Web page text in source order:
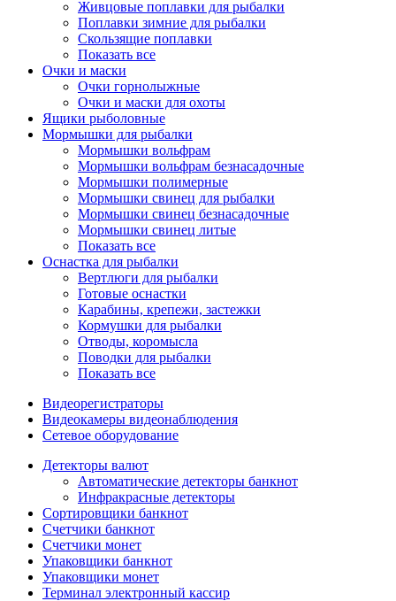
Живцовые поплавки для рыбалки
Поплавки зимние для рыбалки
Скользящие поплавки
Показать все
Очки и маски
Очки горнолыжные
Очки и маски для охоты
Ящики рыболовные
Мормышки для рыбалки
Мормышки вольфрам
Мормышки вольфрам безнасадочные
Мормышки полимерные
Мормышки свинец для рыбалки
Мормышки свинец безнасадочные
Мормышки свинец литые
Показать все
Оснастка для рыбалки
Вертлюги для рыбалки
Готовые оснастки
Карабины, крепежи, застежки
Кормушки для рыбалки
Отводы, коромысла
Поводки для рыбалки
Показать все
Видеорегистраторы
Видеокамеры видеонаблюдения
Сетевое оборудование
Детекторы валют
Автоматические детекторы банкнот
Инфракрасные детекторы
Сортировщики банкнот
Счетчики банкнот
Счетчики монет
Упаковщики банкнот
Упаковщики монет
Терминал электронный кассир